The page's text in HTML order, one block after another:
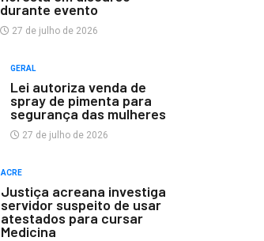
durante evento
27 de julho de 2026
GERAL
Lei autoriza venda de
spray de pimenta para
segurança das mulheres
27 de julho de 2026
ACRE
Justiça acreana investiga
servidor suspeito de usar
atestados para cursar
Medicina